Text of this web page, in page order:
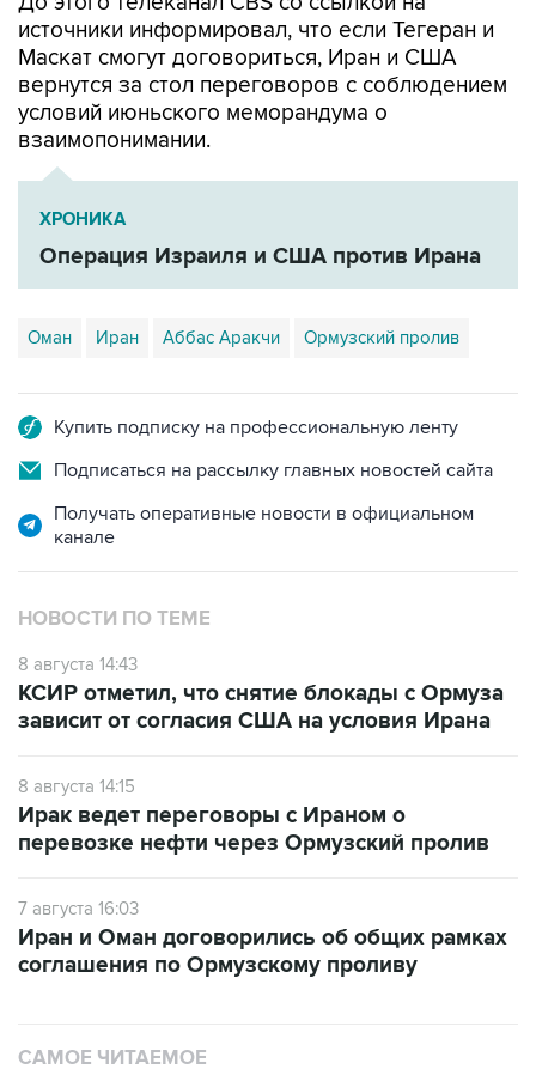
источники информировал, что если Тегеран и
Маскат смогут договориться, Иран и США
вернутся за стол переговоров с соблюдением
условий июньского меморандума о
взаимопонимании.
ХРОНИКА
Операция Израиля и США против Ирана
Оман Иран Аббас Аракчи Ормузский пролив
Купить подписку на профессиональную ленту
Подписаться на рассылку главных новостей сайта
Получать оперативные новости в официальном
канале
НОВОСТИ ПО ТЕМЕ
8 августа 14:43
КСИР отметил, что снятие блокады с Ормуза
зависит от согласия США на условия Ирана
8 августа 14:15
Ирак ведет переговоры с Ираном о
перевозке нефти через Ормузский пролив
7 августа 16:03
Иран и Оман договорились об общих рамках
соглашения по Ормузскому проливу
САМОЕ ЧИТАЕМОЕ